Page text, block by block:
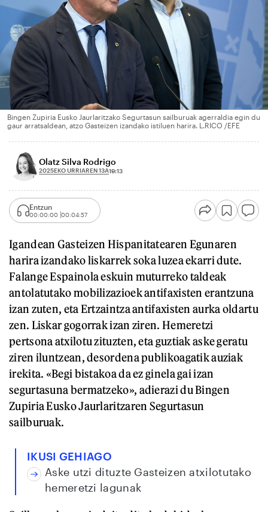
Bingen Zupiria Eusko Jaurlaritzako Segurtasun sailburuak agerraldia egin du
gaur arratsaldean, atzo Gasteizen izandako istiluen harira. L.RICO /EFE
Olatz Silva Rodrigo
2025EKO URRIAREN 13A19:13
Entzun
00:00:00 00:04:57
Igandean Gasteizen Hispanitatearen Egunaren
harira izandako liskarrek soka luzea ekarri dute.
Falange Espainola eskuin muturreko taldeak
antolatutako mobilizazioek antifaxisten erantzuna
izan zuten, eta Ertzaintza antifaxisten aurka oldartu
zen. Liskar gogorrak izan ziren. Hemeretzi
pertsona atxilotu zituzten, eta guztiak aske geratu
ziren iluntzean, desordena publikoagatik auziak
irekita. «Begi bistakoa da ez ginela gai izan
segurtasuna bermatzeko», adierazi du Bingen
Zupiria Eusko Jaurlaritzaren Segurtasun
sailburuak.
IKUSI GEHIAGO
Aske utzi dituzte Gasteizen atxilotutako
hemeretzi lagunak